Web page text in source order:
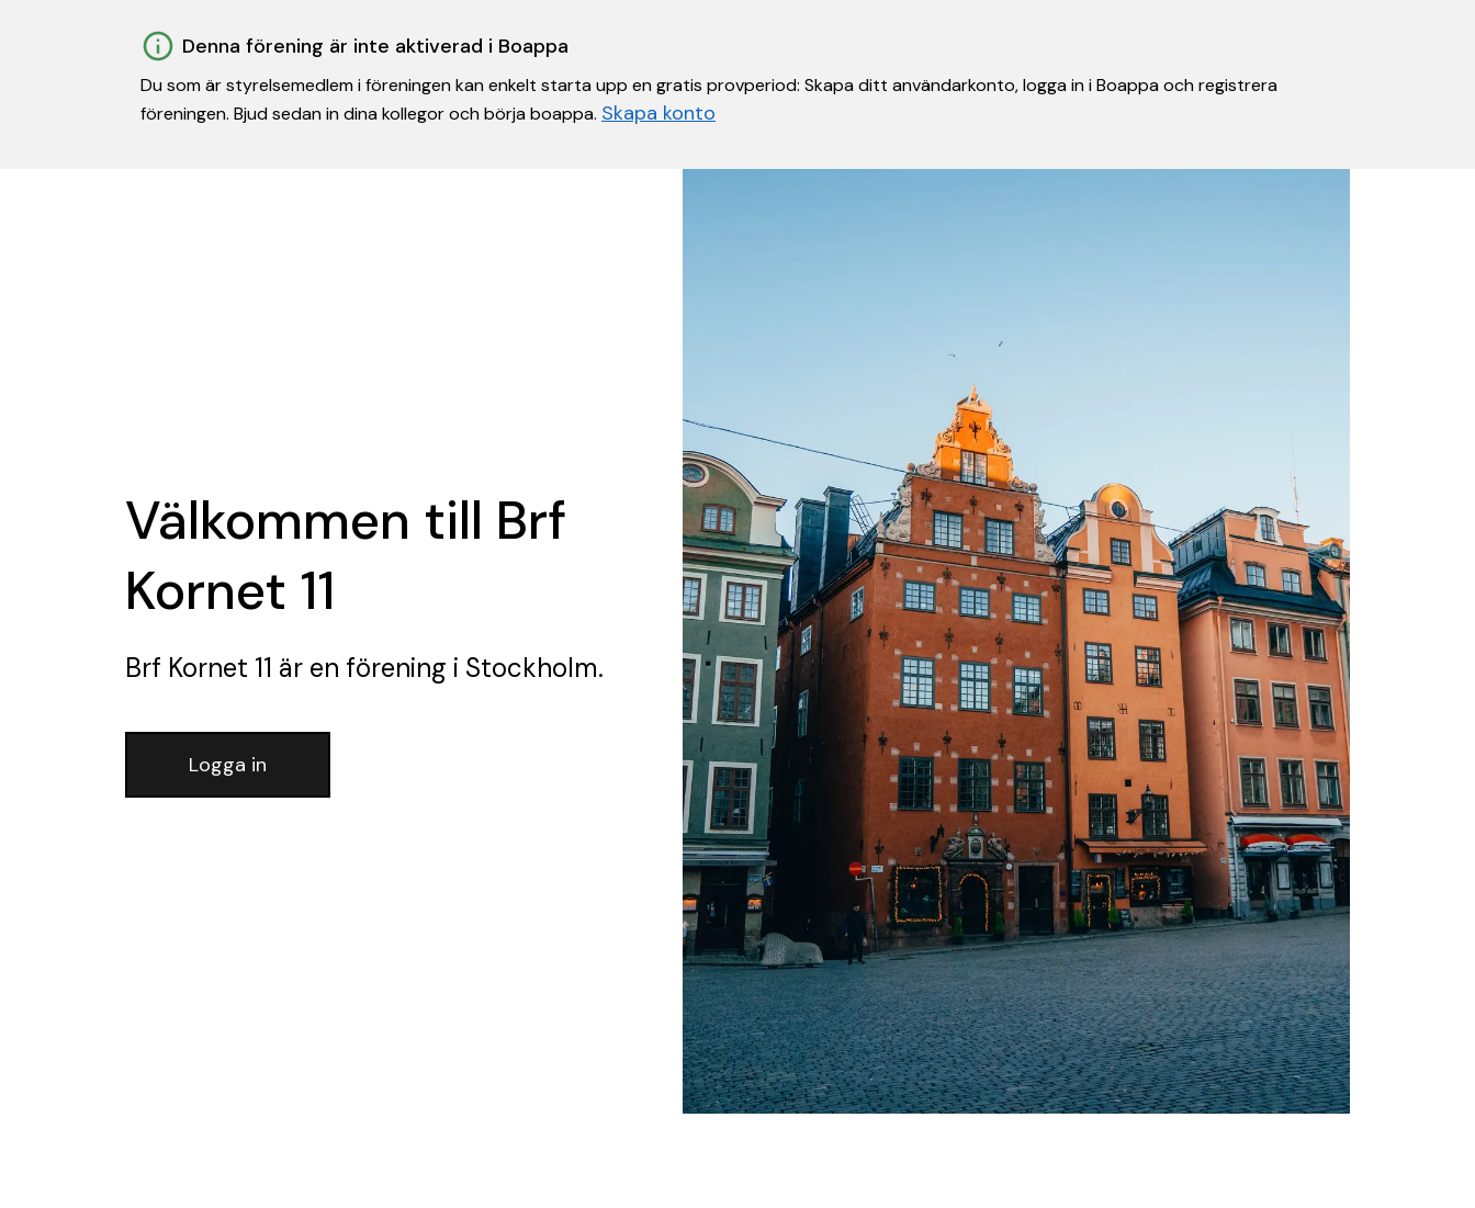
Denna förening är inte aktiverad i Boappa
Du som är styrelsemedlem i föreningen kan enkelt starta upp en gratis provperiod: Skapa ditt användarkonto, logga in i Boappa och registrera
föreningen. Bjud sedan in dina kollegor och börja boappa. Skapa konto
Välkommen till Brf
Kornet 11
Brf Kornet 11 är en förening i Stockholm.
Logga in